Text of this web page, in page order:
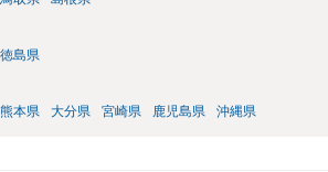
徳島県
熊本県 大分県 宮崎県 鹿児島県 沖縄県